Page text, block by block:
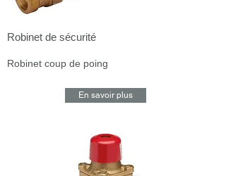
Robinet de sécurité
Robinet coup de poing
En savoir plus